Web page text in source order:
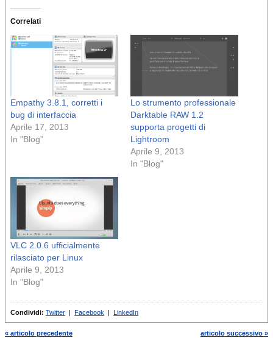
Correlati
Empathy 3.8.1, corretti i
bug di interfaccia
Aprile 17, 2013
In "Blog"
Lo strumento professionale
Darktable RAW 1.2
supporta progetti di
Lightroom
Aprile 9, 2013
In "Blog"
VLC 2.0.6 ufficialmente
rilasciato per Linux
Aprile 9, 2013
In "Blog"
Condividi: Twitter | Facebook | LinkedIn
« articolo precedente articolo successivo »